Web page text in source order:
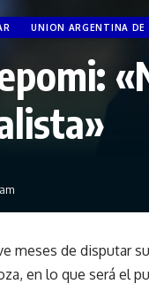
UNION ARGENTINA DE
meses de disputar
en lo que será el